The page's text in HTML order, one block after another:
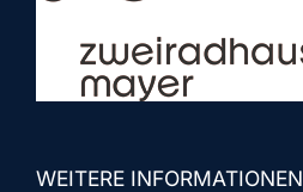
WEITERE INFORMATIONEN